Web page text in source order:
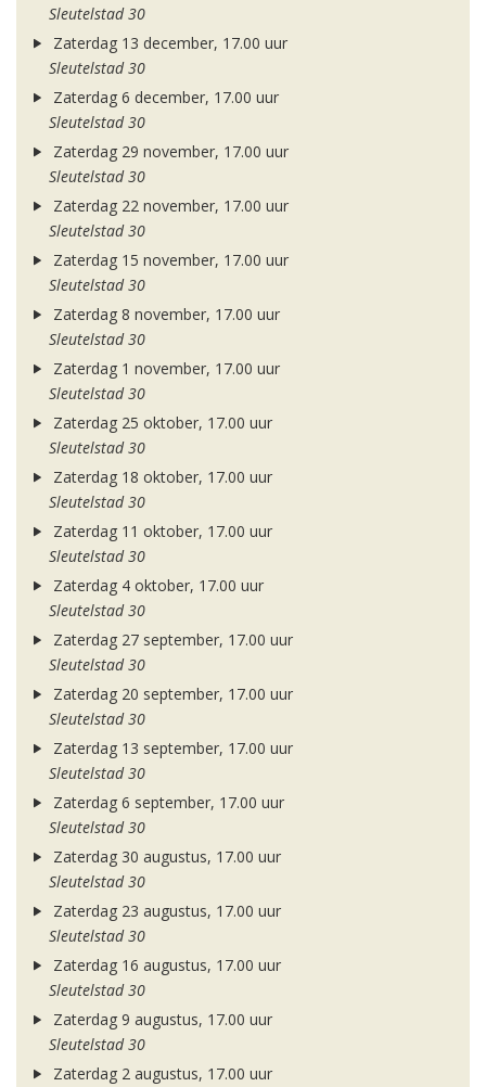
Sleutelstad 30
Zaterdag 13 december, 17.00 uur
Sleutelstad 30
Zaterdag 6 december, 17.00 uur
Sleutelstad 30
Zaterdag 29 november, 17.00 uur
Sleutelstad 30
Zaterdag 22 november, 17.00 uur
Sleutelstad 30
Zaterdag 15 november, 17.00 uur
Sleutelstad 30
Zaterdag 8 november, 17.00 uur
Sleutelstad 30
Zaterdag 1 november, 17.00 uur
Sleutelstad 30
Zaterdag 25 oktober, 17.00 uur
Sleutelstad 30
Zaterdag 18 oktober, 17.00 uur
Sleutelstad 30
Zaterdag 11 oktober, 17.00 uur
Sleutelstad 30
Zaterdag 4 oktober, 17.00 uur
Sleutelstad 30
Zaterdag 27 september, 17.00 uur
Sleutelstad 30
Zaterdag 20 september, 17.00 uur
Sleutelstad 30
Zaterdag 13 september, 17.00 uur
Sleutelstad 30
Zaterdag 6 september, 17.00 uur
Sleutelstad 30
Zaterdag 30 augustus, 17.00 uur
Sleutelstad 30
Zaterdag 23 augustus, 17.00 uur
Sleutelstad 30
Zaterdag 16 augustus, 17.00 uur
Sleutelstad 30
Zaterdag 9 augustus, 17.00 uur
Sleutelstad 30
Zaterdag 2 augustus, 17.00 uur